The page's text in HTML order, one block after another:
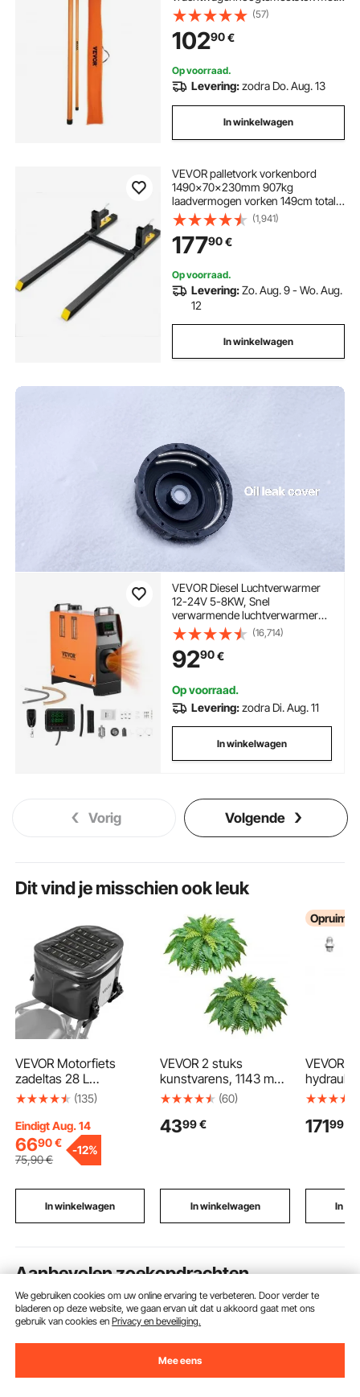
verstelbare staaf, niet-geleidende
vrachtwagenhoogtemeetstok met
draagtas, meetstok voor
vrachtwagens
(57)
10290€
Op voorraad.
Levering:zodra Do. Aug. 13
In winkelwagen
VEVOR palletvork vorkenbord
1490x70x230mm 907kg
laadvermogen vorken 149cm totale
lengte met 109,2cm vorkblad
vorkheftruck 495-915mm
verstelbare
(1,941)
17790€
Op voorraad.
Levering:Zo. Aug. 9 - Wo. Aug.
12
In winkelwagen
VEVOR Diesel Luchtverwarmer
12-24V 5-8KW, Snel
verwarmende luchtverwarmer
met afstandsbediening, digitaal
kleurendisplay en gesproken
aankondiging, geluidsarm, voor
camper, vrachtwagen, boot,
trailer
(16,714)
9290€
Op voorraad.
Levering:zodra Di. Aug. 11
In winkelwagen
Vorig Volgende
Dit vind je misschien ook leuk
VEVOR Motorfiets
zadeltas 28 L
waterdicht,
motorbagage,
bagageruimte met zak
en verstelbare gesp,
universeel passend
bagagerek, zwart
(135)
Eindigt Aug. 14
6690€
75,90€
-12%
In winkelwagen
VEVOR 2 stuks
kunstvarens, 1143 mm
kunstplanten met 63
plastic en zijde, UV-
kantoordecoratie,
zonder bloempot
(60)
4399 €
In winkelwagen
VEVOR 7
V DC
pomp
17199
In
Aanbevolen zoekopdrachten
rateltakel compressor koelbox vevor vevor
We gebruiken cookies om uw online ervaring te verbeteren. Door verder te
bladeren op deze website, we gaan ervan uit dat u akkoord gaat met ons
gebruik van cookies enPrivacy en beveiliging.
Mee eens